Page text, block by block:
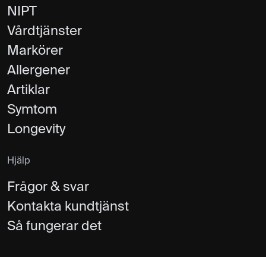
NIPT
Vårdtjänster
Markörer
Allergener
Artiklar
Symtom
Longevity
Hjälp
Frågor & svar
Kontakta kundtjänst
Så fungerar det